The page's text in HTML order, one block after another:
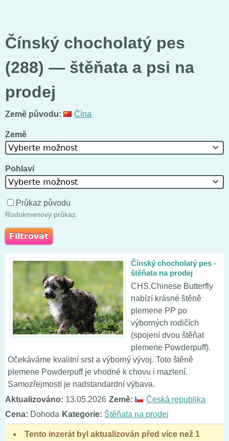
Čínský chocholatý pes
(288) — štěňata a psi na
prodej
Země původu: Čína
Země
Vyberte možnost
Pohlaví
Vyberte možnost
Průkaz původu
Rodokmenový průkaz.
Čínský chocholatý pes -
štěňata na prodej
CHS.Chinese Butterfly
nabízí krásné štěně
plemene PP po
výborných rodičích
(spojení dvou štěňat
plemene Powderpuff).
Očekáváme kvalitní srst a výborný vývoj. Toto štěně
plemene Powderpuff je vhodné k chovu i mazlení.
Samozřejmostí je nadstandardní výbava.
Aktualizováno: 13.05.2026 Země:
Česká republika
Cena: Dohoda Kategorie: Štěňata na prodej
Tento inzerát byl aktualizován před více než 1